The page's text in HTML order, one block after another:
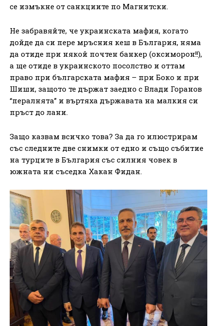
се измъкне от санкциите по Магнитски.
Не забравяйте, че украинската мафия, когато
дойде да си пере мръсния кеш в България, няма
да отиде при някой почтен банкер (оксиморон!!),
а ще отиде в украинското посолство и оттам
право при българската мафия – при Боко и при
Шиши, защото те държат заедно с Влади Горанов
“пералнята” и въртяха държавата на малкия си
пръст до лани.
Защо казвам всичко това? За да го илюстрирам
със следните две снимки от едно и също събитие
на турците в България със силния човек в
южната ни съседка Хакан Фидан.